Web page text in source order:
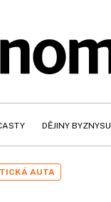
DĚJINY BYZNYSU
AUTA